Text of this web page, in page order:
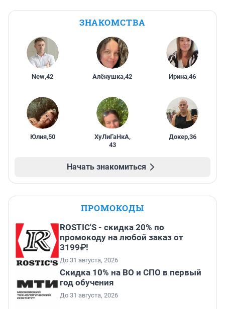
ЗНАКОМСТВА
New,42 Алёнушка,42 Ирина,46
Юлия,50 ХуЛиГаНкА,
43
Докер,36
Начать знакомиться
ПРОМОКОДЫ
ROSTIC'S - скидка 20% по
промокоду на любой заказ от
3199₽!
До 31 августа, 2026
Скидка 10% на ВО и СПО в первый
год обучения
До 31 августа, 2026